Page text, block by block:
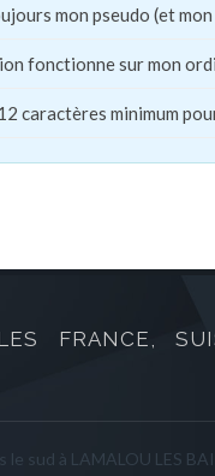
mon pseudo (et
fonctionne sur mon
caractères minimum
FRANCE,
le sud à LAMALOU LES